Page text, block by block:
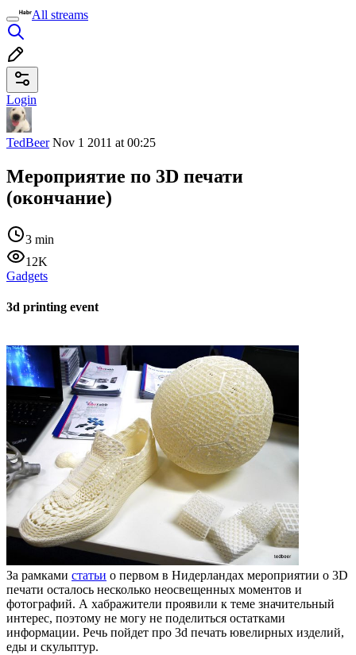
All streams
Login
TedBeerNov 1 2011 at 00:25
Мероприятие по 3D печати
(окончание)
3 min
12K
Gadgets
3d printing event
За рамками статьи о первом в Нидерландах мероприятии о 3D
печати осталось несколько неосвещенных моментов и
фотографий. А хабражители проявили к теме значительный
интерес, поэтому не могу не поделиться остатками
информации. Речь пойдет про 3d печать ювелирных изделий,
еды и скульптур.